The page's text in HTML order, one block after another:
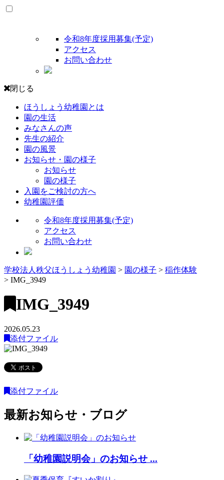
令和8年度採用募集(予定)
アクセス
お問い合わせ
閉じる
ほうしょう幼稚園とは
園の生活
みなさんの声
先生の紹介
園の風景
お知らせ・園の様子
お知らせ
園の様子
入園をご検討の方へ
幼稚園評価
令和8年度採用募集(予定)
アクセス
お問い合わせ
学校法人秩父ほうしょう幼稚園 > 園の様子 > 稲作体験
> IMG_3949
IMG_3949
2026.05.23
添付ファイル
添付ファイル
最新お知らせ・ブログ
「幼稚園説明会」のお知らせ ...